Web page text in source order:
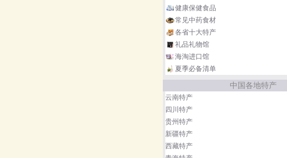
健康保健食品
常见中药食材
各省十大特产
礼品礼物馆
海淘进口馆
夏季必备清单
中国各地特产
云南特产
四川特产
贵州特产
新疆特产
西藏特产